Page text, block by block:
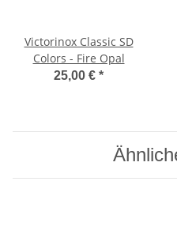
Victorinox Classic SD
Colors - Fire Opal
25,00 € *